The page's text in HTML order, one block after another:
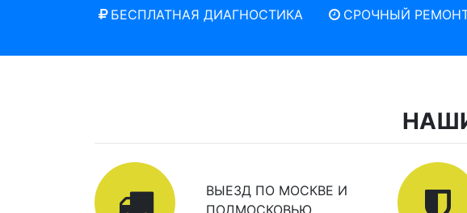
БЕСПЛАТНАЯ ДИАГНОСТИКА СРОЧНЫЙ
ВЫЕЗД ПО МОСКВЕ И
ПОДМОСКОВЬЮ